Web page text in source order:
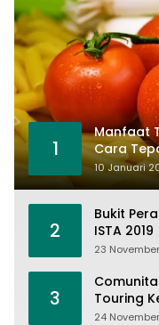
1
Manfaat
Cara
10 Januari
2
Bukit
ISTA 2019
23
3
Touring
24